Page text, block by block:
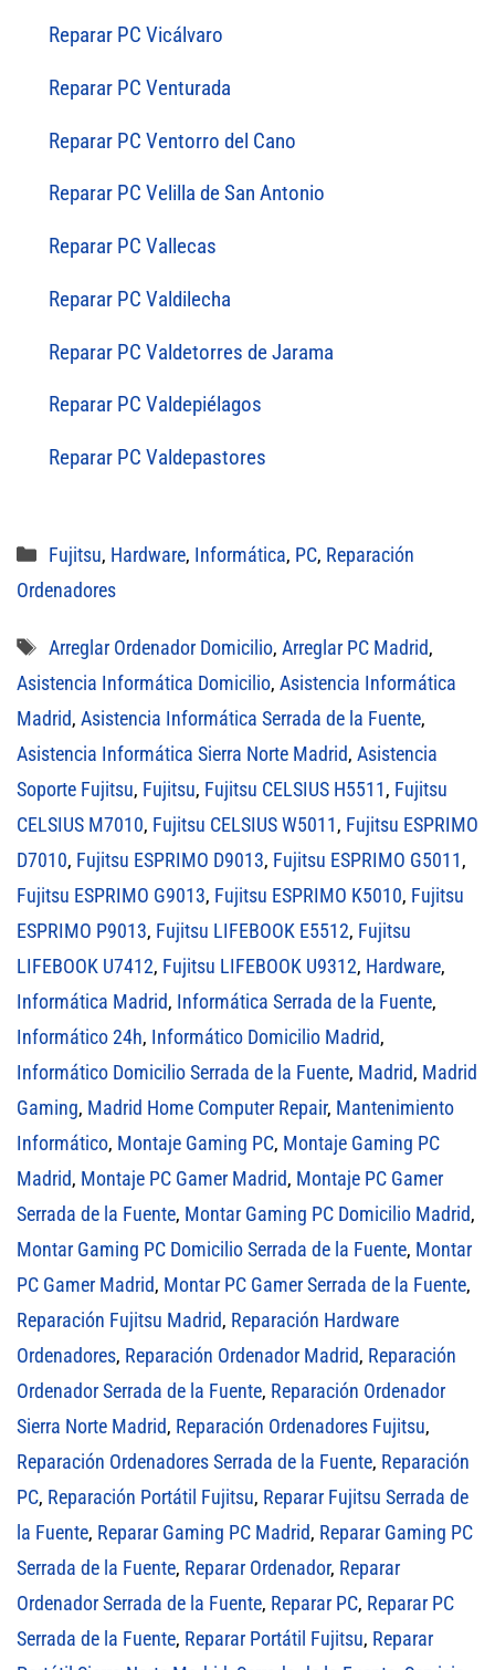
Reparar PC Vicálvaro
Reparar PC Venturada
Reparar PC Ventorro del Cano
Reparar PC Velilla de San Antonio
Reparar PC Vallecas
Reparar PC Valdilecha
Reparar PC Valdetorres de Jarama
Reparar PC Valdepiélagos
Reparar PC Valdepastores
Categorías
Fujitsu, Hardware, Informática, PC, Reparación
Ordenadores
Etiquetas
Arreglar Ordenador Domicilio, Arreglar PC Madrid,
Asistencia Informática Domicilio, Asistencia Informática
Madrid, Asistencia Informática Serrada de la Fuente,
Asistencia Informática Sierra Norte Madrid, Asistencia
Soporte Fujitsu, Fujitsu, Fujitsu CELSIUS H5511, Fujitsu
CELSIUS M7010, Fujitsu CELSIUS W5011, Fujitsu ESPRIMO
D7010, Fujitsu ESPRIMO D9013, Fujitsu ESPRIMO G5011,
Fujitsu ESPRIMO G9013, Fujitsu ESPRIMO K5010, Fujitsu
ESPRIMO P9013, Fujitsu LIFEBOOK E5512, Fujitsu
LIFEBOOK U7412, Fujitsu LIFEBOOK U9312, Hardware,
Informática Madrid, Informática Serrada de la Fuente,
Informático 24h, Informático Domicilio Madrid,
Informático Domicilio Serrada de la Fuente, Madrid, Madrid
Gaming, Madrid Home Computer Repair, Mantenimiento
Informático, Montaje Gaming PC, Montaje Gaming PC
Madrid, Montaje PC Gamer Madrid, Montaje PC Gamer
Serrada de la Fuente, Montar Gaming PC Domicilio Madrid,
Montar Gaming PC Domicilio Serrada de la Fuente, Montar
PC Gamer Madrid, Montar PC Gamer Serrada de la Fuente,
Reparación Fujitsu Madrid, Reparación Hardware
Ordenadores, Reparación Ordenador Madrid, Reparación
Ordenador Serrada de la Fuente, Reparación Ordenador
Sierra Norte Madrid, Reparación Ordenadores Fujitsu,
Reparación Ordenadores Serrada de la Fuente, Reparación
PC, Reparación Portátil Fujitsu, Reparar Fujitsu Serrada de
la Fuente, Reparar Gaming PC Madrid, Reparar Gaming PC
Serrada de la Fuente, Reparar Ordenador, Reparar
Ordenador Serrada de la Fuente, Reparar PC, Reparar PC
Serrada de la Fuente, Reparar Portátil Fujitsu, Reparar